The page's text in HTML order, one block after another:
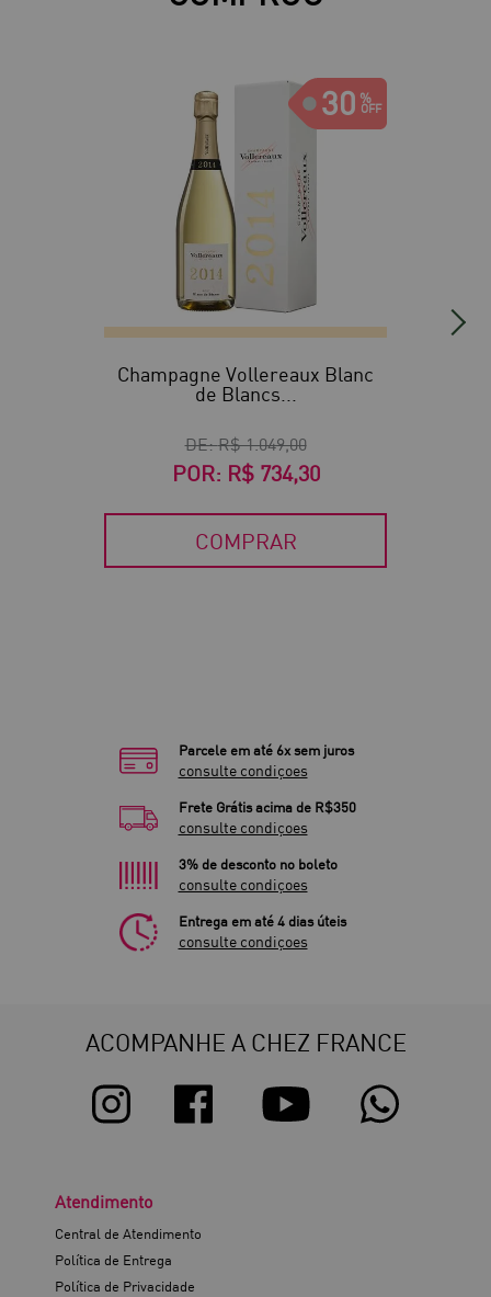
30
Champagne Vollereaux Blanc
de Blancs...
DE:R$ 1.049,00
POR: R$ 734,30
COMPRAR
Parcele em até 6x sem juros
consulte condiçoes
Frete Grátis acima de R$350
consulte condiçoes
3% de desconto no boleto
consulte condiçoes
Entrega em até 4 dias úteis
consulte condiçoes
ACOMPANHE A CHEZ FRANCE
Atendimento
Central de Atendimento
Política de Entrega
Política de Privacidade